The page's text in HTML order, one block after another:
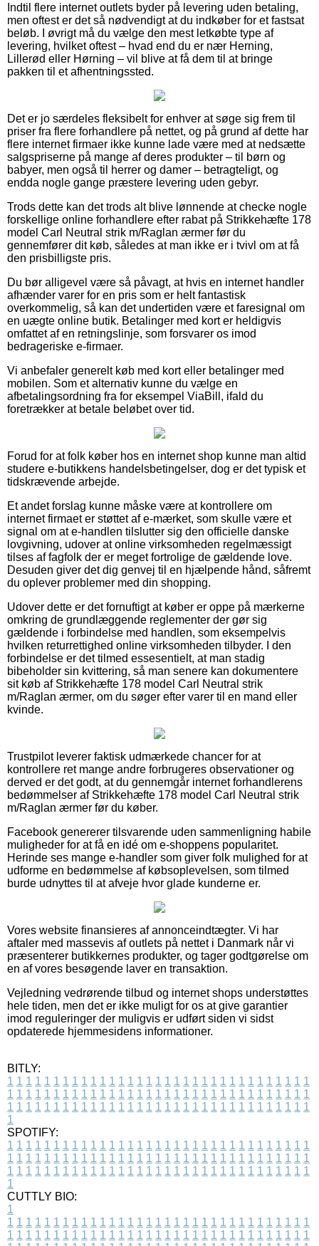
Indtil flere internet outlets byder på levering uden betaling,
men oftest er det så nødvendigt at du indkøber for et fastsat
beløb. I øvrigt må du vælge den mest letkøbte type af
levering, hvilket oftest – hvad end du er nær Herning,
Lillerød eller Hørning – vil blive at få dem til at bringe
pakken til et afhentningssted.
Det er jo særdeles fleksibelt for enhver at søge sig frem til
priser fra flere forhandlere på nettet, og på grund af dette har
flere internet firmaer ikke kunne lade være med at nedsætte
salgspriserne på mange af deres produkter – til børn og
babyer, men også til herrer og damer – betragteligt, og
endda nogle gange præstere levering uden gebyr.
Trods dette kan det trods alt blive lønnende at checke nogle
forskellige online forhandlere efter rabat på Strikkehæfte 178
model Carl Neutral strik m/Raglan ærmer før du
gennemfører dit køb, således at man ikke er i tvivl om at få
den prisbilligste pris.
Du bør alligevel være så påvagt, at hvis en internet handler
afhænder varer for en pris som er helt fantastisk
overkommelig, så kan det undertiden være et faresignal om
en uægte online butik. Betalinger med kort er heldigvis
omfattet af en retningslinje, som forsvarer os imod
bedrageriske e-firmaer.
Vi anbefaler generelt køb med kort eller betalinger med
mobilen. Som et alternativ kunne du vælge en
afbetalingsordning fra for eksempel ViaBill, ifald du
foretrækker at betale beløbet over tid.
Forud for at folk køber hos en internet shop kunne man altid
studere e-butikkens handelsbetingelser, dog er det typisk et
tidskrævende arbejde.
Et andet forslag kunne måske være at kontrollere om
internet firmaet er støttet af e-mærket, som skulle være et
signal om at e-handlen tilslutter sig den officielle danske
lovgivning, udover at online virksomheden regelmæssigt
tilses af fagfolk der er meget fortrolige de gældende love.
Desuden giver det dig genvej til en hjælpende hånd, såfremt
du oplever problemer med din shopping.
Udover dette er det fornuftigt at køber er oppe på mærkerne
omkring de grundlæggende reglementer der gør sig
gældende i forbindelse med handlen, som eksempelvis
hvilken returrettighed online virksomheden tilbyder. I den
forbindelse er det tilmed essesentielt, at man stadig
bibeholder sin kvittering, så man senere kan dokumentere
sit køb af Strikkehæfte 178 model Carl Neutral strik
m/Raglan ærmer, om du søger efter varer til en mand eller
kvinde.
Trustpilot leverer faktisk udmærkede chancer for at
kontrollere ret mange andre forbrugeres observationer og
derved er det godt, at du gennemgår internet forhandlerens
bedømmelser af Strikkehæfte 178 model Carl Neutral strik
m/Raglan ærmer før du køber.
Facebook genererer tilsvarende uden sammenligning habile
muligheder for at få en idé om e-shoppens popularitet.
Herinde ses mange e-handler som giver folk mulighed for at
udforme en bedømmelse af købsoplevelsen, som tilmed
burde udnyttes til at afveje hvor glade kunderne er.
Vores website finansieres af annonceindtægter. Vi har
aftaler med massevis af outlets på nettet i Danmark når vi
præsenterer butikkernes produkter, og tager godtgørelse om
en af vores besøgende laver en transaktion.
Vejledning vedrørende tilbud og internet shops understøttes
hele tiden, men det er ikke muligt for os at give garantier
imod reguleringer der muligvis er udført siden vi sidst
opdaterede hjemmesidens informationer.
BITLY:
1 1 1 1 1 1 1 1 1 1 1 1 1 1 1 1 1 1 1 1 1 1 1 1 1 1 1 1 1 1 1 1 1
1 1 1 1 1 1 1 1 1 1 1 1 1 1 1 1 1 1 1 1 1 1 1 1 1 1 1 1 1 1 1 1 1
1 1 1 1 1 1 1 1 1 1 1 1 1 1 1 1 1 1 1 1 1 1 1 1 1 1 1 1 1 1 1 1 1
1
SPOTIFY:
1 1 1 1 1 1 1 1 1 1 1 1 1 1 1 1 1 1 1 1 1 1 1 1 1 1 1 1 1 1 1 1 1
1 1 1 1 1 1 1 1 1 1 1 1 1 1 1 1 1 1 1 1 1 1 1 1 1 1 1 1 1 1 1 1 1
1 1 1 1 1 1 1 1 1 1 1 1 1 1 1 1 1 1 1 1 1 1 1 1 1 1 1 1 1 1 1 1 1
1
CUTTLY BIO:
1
1 1 1 1 1 1 1 1 1 1 1 1 1 1 1 1 1 1 1 1 1 1 1 1 1 1 1 1 1 1 1 1 1
1 1 1 1 1 1 1 1 1 1 1 1 1 1 1 1 1 1 1 1 1 1 1 1 1 1 1 1 1 1 1 1 1